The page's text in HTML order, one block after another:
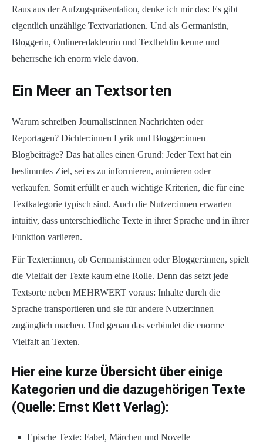
Raus aus der Aufzugspräsentation, denke ich mir das: Es gibt
eigentlich unzählige Textvariationen. Und als Germanistin,
Bloggerin, Onlineredakteurin und Textheldin kenne und
beherrsche ich enorm viele davon.
Ein Meer an Textsorten
Warum schreiben Journalist:innen Nachrichten oder
Reportagen? Dichter:innen Lyrik und Blogger:innen
Blogbeiträge? Das hat alles einen Grund: Jeder Text hat ein
bestimmtes Ziel, sei es zu informieren, animieren oder
verkaufen. Somit erfüllt er auch wichtige Kriterien, die für eine
Textkategorie typisch sind. Auch die Nutzer:innen erwarten
intuitiv, dass unterschiedliche Texte in ihrer Sprache und in ihrer
Funktion variieren.
Für Texter:innen, ob Germanist:innen oder Blogger:innen, spielt
die Vielfalt der Texte kaum eine Rolle. Denn das setzt jede
Textsorte neben MEHRWERT voraus: Inhalte durch die
Sprache transportieren und sie für andere Nutzer:innen
zugänglich machen. Und genau das verbindet die enorme
Vielfalt an Texten.
Hier eine kurze Übersicht über einige
Kategorien und die dazugehörigen Texte
(Quelle: Ernst Klett Verlag):
Epische Texte: Fabel, Märchen und Novelle